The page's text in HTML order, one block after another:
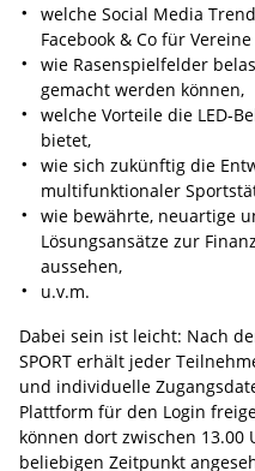
welche Social Media
Facebook & Co für
wie Rasenspielfelder
gemacht werden können,
welche Vorteile die LED-
bietet,
wie sich zukünftig die
multifunktionaler
wie bewährte, neuartige
Lösungsansätze zur
aussehen,
u.v.m.
Dabei sein ist leicht: Nach
SPORT erhält jeder
und individuelle
Plattform für den Login
können dort zwischen 13.00
beliebigen Zeitpunkt